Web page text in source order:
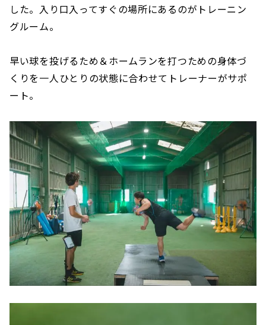
した。入り口入ってすぐの場所にあるのがトレーニン
グルーム。
早い球を投げるため＆ホームランを打つための身体づ
くりを一人ひとりの状態に合わせてトレーナーがサポ
ート。